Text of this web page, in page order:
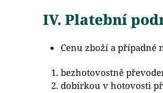
IV. Platební
Cenu zboží a
bezhotovostně
dobírkou v hotovosti